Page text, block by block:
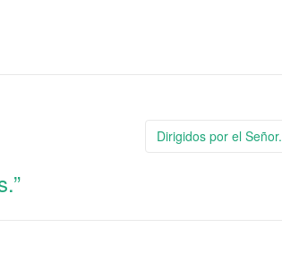
Dirigidos por el Señor.
”